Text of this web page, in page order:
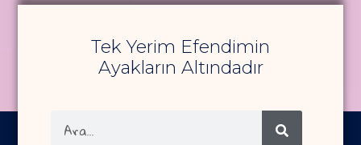
Tek Yerim Efendimin
Ayakların Altındadır